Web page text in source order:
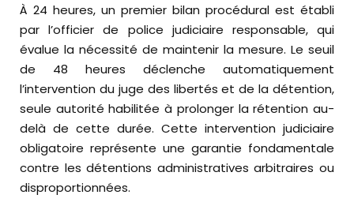
À 24 heures, un premier bilan procédural est établi
par l’officier de police judiciaire responsable, qui
évalue la nécessité de maintenir la mesure. Le seuil
de 48 heures déclenche automatiquement
l’intervention du juge des libertés et de la détention,
seule autorité habilitée à prolonger la rétention au-
delà de cette durée. Cette intervention judiciaire
obligatoire représente une garantie fondamentale
contre les détentions administratives arbitraires ou
disproportionnées.